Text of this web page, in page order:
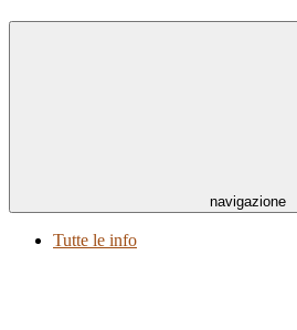
navigazione
Tutte le info